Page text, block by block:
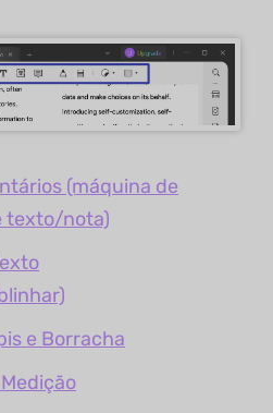
(máquina de
texto/nota)
e Borracha